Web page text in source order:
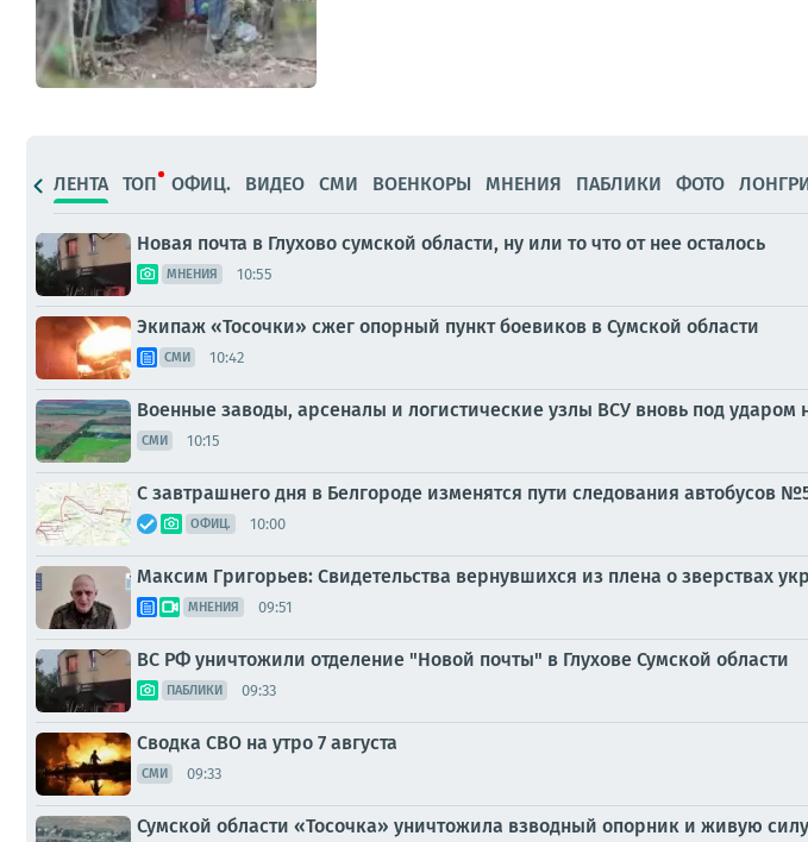
ЛЕНТА ТОП ОФИЦ. ВИДЕО СМИ ВОЕНКОРЫ МНЕНИЯ ПАБЛИКИ ФОТО
Новая почта в Глухово сумской области, ну или то что от нее осталось
МНЕНИЯ 10:55
Экипаж «Тосочки» сжег опорный пункт боевиков в Сумской области
СМИ 10:42
Военные заводы, арсеналы и логистические узлы ВСУ вновь под
СМИ 10:15
С завтрашнего дня в Белгороде изменятся пути следования автобусов
ОФИЦ. 10:00
Максим Григорьев: Свидетельства вернувшихся из плена о зверствах
МНЕНИЯ 09:51
ВС РФ уничтожили отделение "Новой почты" в Глухове Сумской области
ПАБЛИКИ 09:33
Сводка СВО на утро 7 августа
СМИ 09:33
Сумской области «Тосочка» уничтожила взводный опорник и живую